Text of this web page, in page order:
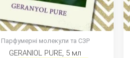
Парфумерні молекули та СЗР
GERANIOL PURE, 5 мл